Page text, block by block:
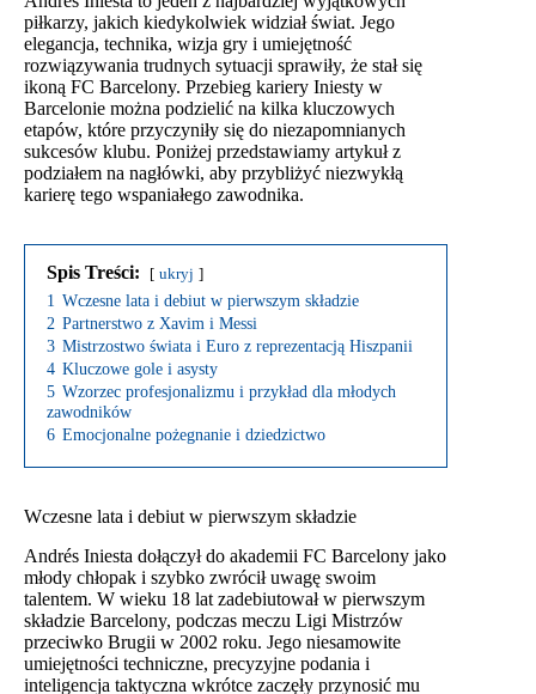
piłkarzy, jakich kiedykolwiek widział świat. Jego
elegancja, technika, wizja gry i umiejętność
rozwiązywania trudnych sytuacji sprawiły, że stał się
ikoną FC Barcelony. Przebieg kariery Iniesty w
Barcelonie można podzielić na kilka kluczowych
etapów, które przyczyniły się do niezapomnianych
sukcesów klubu. Poniżej przedstawiamy artykuł z
podziałem na nagłówki, aby przybliżyć niezwykłą
karierę tego wspaniałego zawodnika.
Spis Treści: ukryj
1 Wczesne lata i debiut w pierwszym składzie
2 Partnerstwo z Xavim i Messi
3 Mistrzostwo świata i Euro z reprezentacją Hiszpanii
4 Kluczowe gole i asysty
5 Wzorzec profesjonalizmu i przykład dla młodych
zawodników
6 Emocjonalne pożegnanie i dziedzictwo
Wczesne lata i debiut w pierwszym składzie
Andrés Iniesta dołączył do akademii FC Barcelony jako
młody chłopak i szybko zwrócił uwagę swoim
talentem. W wieku 18 lat zadebiutował w pierwszym
składzie Barcelony, podczas meczu Ligi Mistrzów
przeciwko Brugii w 2002 roku. Jego niesamowite
umiejętności techniczne, precyzyjne podania i
inteligencja taktyczna wkrótce zaczęły przynosić mu